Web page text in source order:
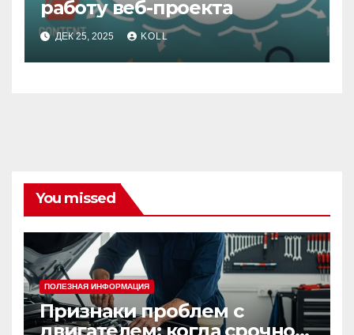
работу веб-проекта
ДЕК 25, 2025 KOLL
You missed
ПОЛЕЗНАЯ ИНФОРМАЦИЯ
Признаки проблем с